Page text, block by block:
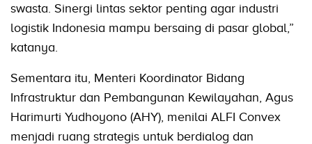
swasta. Sinergi lintas sektor penting agar industri
logistik Indonesia mampu bersaing di pasar global,”
katanya.
Sementara itu, Menteri Koordinator Bidang
Infrastruktur dan Pembangunan Kewilayahan, Agus
Harimurti Yudhoyono (AHY), menilai ALFI Convex
menjadi ruang strategis untuk berdialog dan